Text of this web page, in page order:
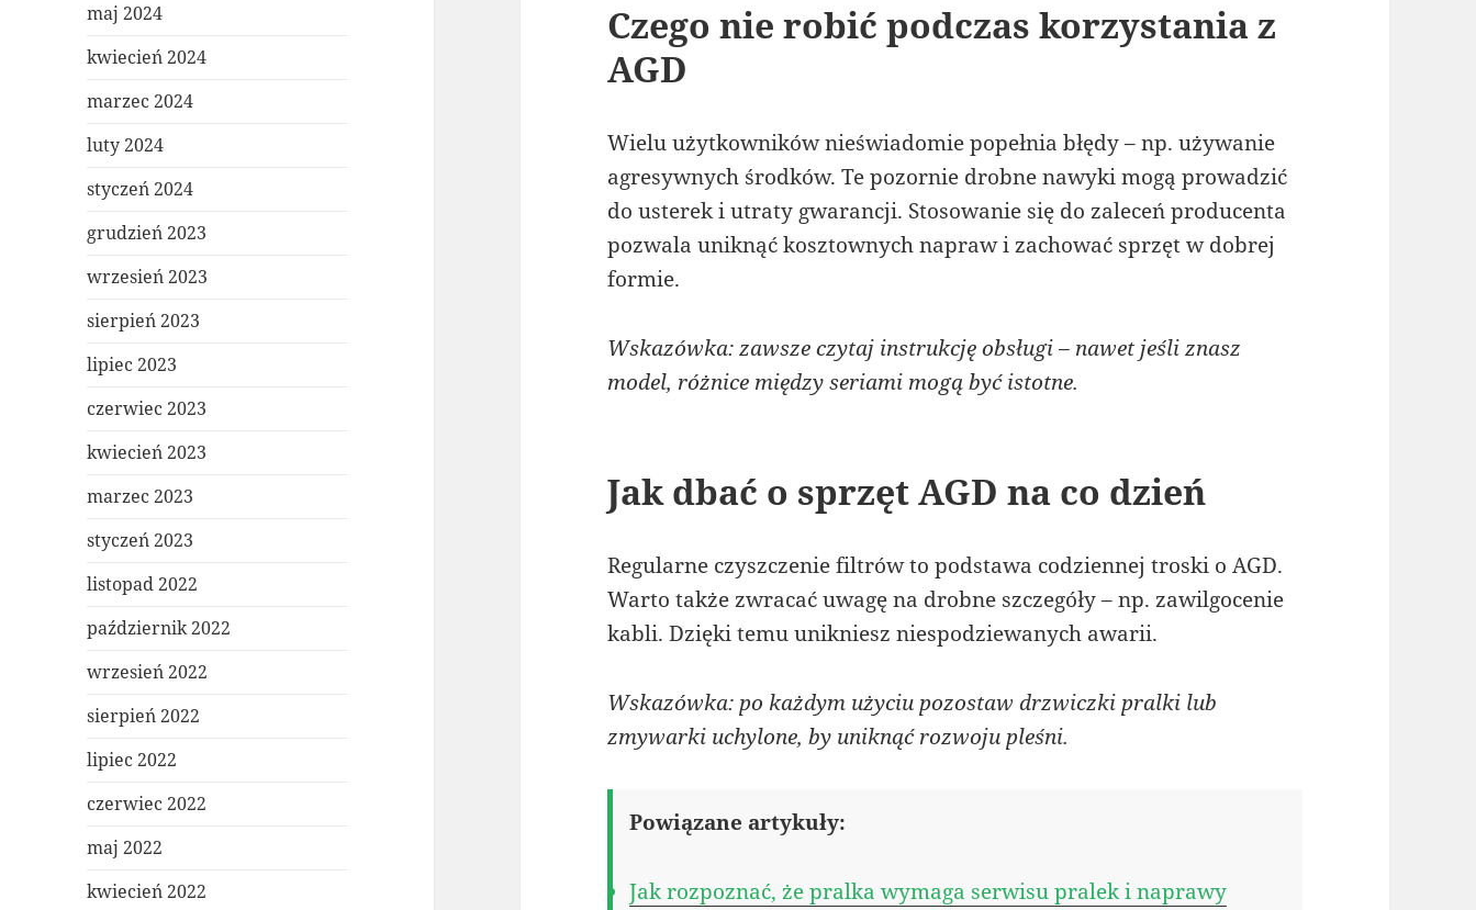
maj 2024
kwiecień 2024
marzec 2024
luty 2024
styczeń 2024
grudzień 2023
wrzesień 2023
sierpień 2023
lipiec 2023
czerwiec 2023
kwiecień 2023
marzec 2023
styczeń 2023
listopad 2022
październik 2022
wrzesień 2022
sierpień 2022
lipiec 2022
czerwiec 2022
maj 2022
kwiecień 2022
Czego nie robić podczas korzystania z
AGD
Wielu użytkowników nieświadomie popełnia błędy – np. używanie
agresywnych środków. Te pozornie drobne nawyki mogą prowadzić
do usterek i utraty gwarancji. Stosowanie się do zaleceń producenta
pozwala uniknąć kosztownych napraw i zachować sprzęt w dobrej
formie.
Wskazówka: zawsze czytaj instrukcję obsługi – nawet jeśli znasz
model, różnice między seriami mogą być istotne.
Jak dbać o sprzęt AGD na co dzień
Regularne czyszczenie filtrów to podstawa codziennej troski o AGD.
Warto także zwracać uwagę na drobne szczegóły – np. zawilgocenie
kabli. Dzięki temu unikniesz niespodziewanych awarii.
Wskazówka: po każdym użyciu pozostaw drzwiczki pralki lub
zmywarki uchylone, by uniknąć rozwoju pleśni.
Powiązane artykuły:
Jak rozpoznać, że pralka wymaga serwisu pralek i naprawy